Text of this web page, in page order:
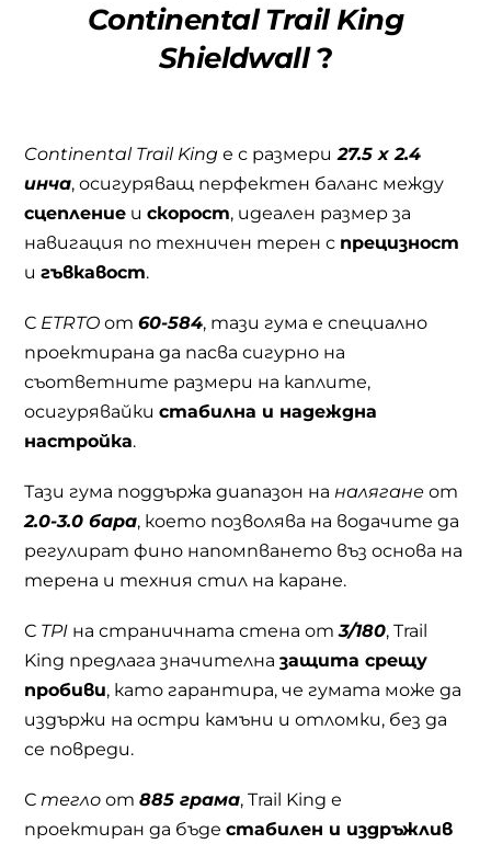
ContinentalTrail King
Shieldwall?
Continental Trail King е с размери 27.5 x 2.4
инча, осигуряващ перфектен баланс между
сцепление искорост, идеален размер за
навигация по техничен терен с прецизност
игъвкавост.
С ETRTO от60-584, тази гума е специално
проектирана да пасва сигурно на
съответните размери на каплите,
осигурявайкистабилна и надеждна
настройка.
Тази гума поддържа диапазон наналягане от
2.0-3.0 бара, което позволява на водачите да
регулират фино напомпването въз основа на
терена и техния стил на каране.
С TPI на страничната стена от3/180, Trail
King предлага значителназащита срещу
пробиви, като гарантира, че гумата може да
издържи на остри камъни и отломки, без да
се повреди.
Стегло от885 грама, Trail King е
проектиран да бъдестабилен и издръжлив